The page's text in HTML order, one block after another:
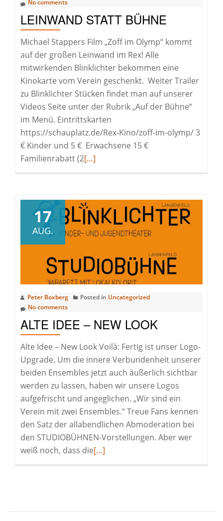
No comments
LEINWAND STATT BÜHNE
Michael Stappers Film „Zoff im Olymp“ kommt
auf der großen Leinwand im Rex! Alle
mitwirkenden Blinklichter bekommen eine
Kinokarte vom Verein geschenkt. Weiter Trailer
zu Blinklichter Stücken findet man auf unserer
Videos Seite unter der Rubrik „Auf der Bühne“
im Menü. Eintrittskarten
https://schauplatz.de/Rex-Kino/zoff-im-olymp/ 3
€ Kinder und 5 € Erwachsene 15 €
Familienrabatt (2Read
statt
Bühne
[…]
17
AUG.
Peter Boxberg Posted in Uncategorized
No comments
ALTE IDEE – NEW LOOK
Alte Idee – New Look Voilà: Fertig ist unser Logo-
Upgrade. Um die innere Verbundenheit unserer
beiden Ensembles jetzt auch äußerlich sichtbar
werden zu lassen, haben wir unsere Logos
aufgefrischt und angeglichen. „Wir sind ein
Verein mit zwei Ensembles.“ Treue Fans kennen
den Satz der allabendlichen Abmoderation bei
den STUDIOBÜHNEN-Vorstellungen. Aber wer
weiß noch, dass dieRead
–
[…]